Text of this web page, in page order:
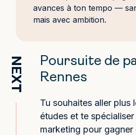
avances à ton tempo —
mais avec ambition.
NEXT
Poursuite de
Rennes
Tu souhaites aller plus
études et te
marketing pour